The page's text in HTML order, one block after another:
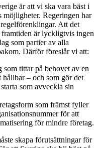
är att vi ska vara bäst i
möjligheter. Regeringen har
Att det
framtiden är lyckligtvis ingen
som partier av alla
Därför föreslår vi att:
tittar på behovet av en
– och som gör det
som avveckla sin
som främst fyller
för att
för mindre företag.
skapa förutsättningar för